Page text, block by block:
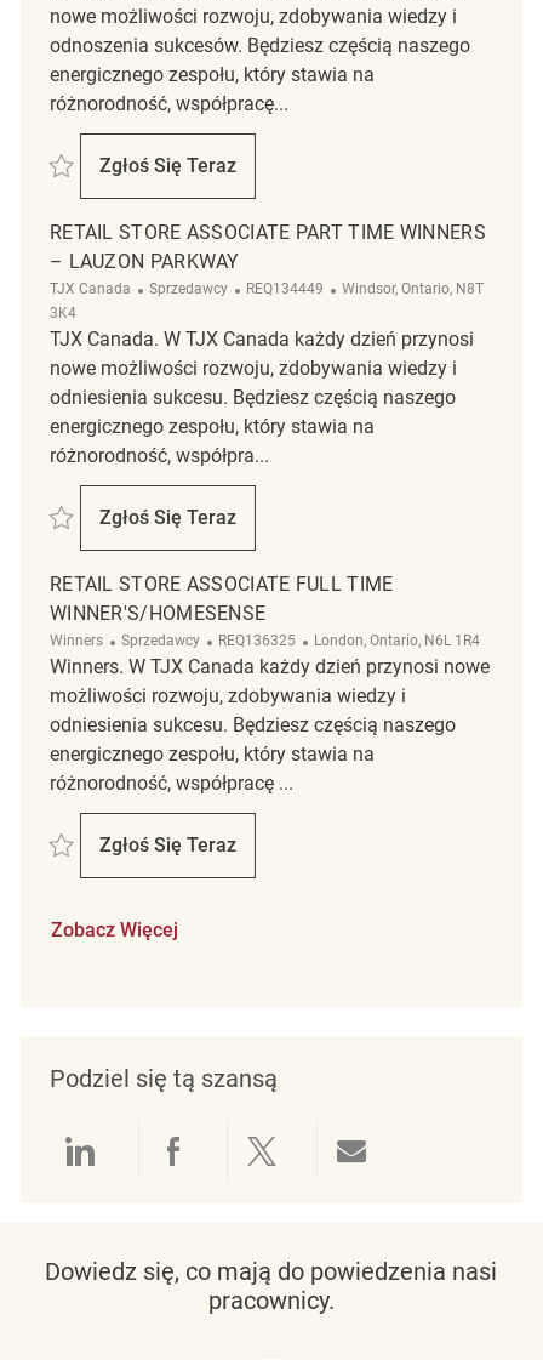
nowe możliwości rozwoju, zdobywania wiedzy i
odnoszenia sukcesów. Będziesz częścią naszego
energicznego zespołu, który stawia na
różnorodność, współpracę...
Zapisać Merchandising Coordinator REQ87681
Zgłoś Się Teraz
Merchandising Coordinator
RETAIL STORE ASSOCIATE PART TIME WINNERS
– LAUZON PARKWAY
TJX Canada Kategoria
Sprzedawcy ReqId
REQ134449 Lokalizacja
Windsor, Ontario, N8T
3K4
TJX Canada. W TJX Canada każdy dzień przynosi
nowe możliwości rozwoju, zdobywania wiedzy i
odniesienia sukcesu. Będziesz częścią naszego
energicznego zespołu, który stawia na
różnorodność, współpra...
Zapisać Retail Store Associate Part Time Winners – Lauzon Parkway
Zgłoś Się Teraz
Retail Store Associate Part Time Winners
RETAIL STORE ASSOCIATE FULL TIME
WINNER'S/HOMESENSE
Winners Kategoria
Sprzedawcy ReqId
REQ136325 Lokalizacja
London, Ontario, N6L 1R4
Winners. W TJX Canada każdy dzień przynosi nowe
możliwości rozwoju, zdobywania wiedzy i
odniesienia sukcesu. Będziesz częścią naszego
energicznego zespołu, który stawia na
różnorodność, współpracę ...
Zapisać Retail Store Associate Full Time Winner's/Homesense
Zgłoś Się Teraz
Retail Store Associate Full Time Winner's/
Zobacz Więcej
Podziel się tą szansą
Udostępnianie przez LinkedIn
Udostępnianie przez
Udostępnij przez
Dowiedz się, co mają do powiedzenia nasi
pracownicy.